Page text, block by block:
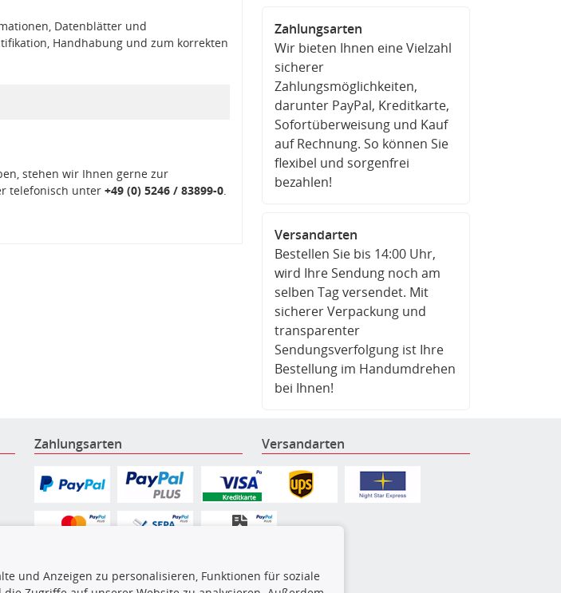
Datenblätter und
Handhabung und zum korrekten
stehen wir Ihnen gerne zur
telefonisch unter +49 (0) 5246 / 83899-0.
Zahlungsarten
Wir bieten Ihnen eine Vielzahl
sicherer
Zahlungsmöglichkeiten,
darunter PayPal, Kreditkarte,
Sofortüberweisung und Kauf
auf Rechnung. So können Sie
flexibel und sorgenfrei
bezahlen!
Versandarten
Bestellen Sie bis 14:00 Uhr,
wird Ihre Sendung noch am
selben Tag versendet. Mit
sicherer Verpackung und
transparenter
Sendungsverfolgung ist Ihre
Bestellung im Handumdrehen
bei Ihnen!
Zahlungsarten Versandarten
und Anzeigen zu personalisieren, Funktionen für soziale